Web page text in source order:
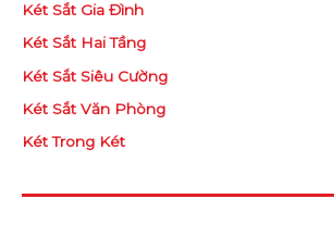
Két Sắt Gia Đình
Két Sắt Hai Tầng
Két Sắt Siêu Cường
Két Sắt Văn Phòng
Két Trong Két